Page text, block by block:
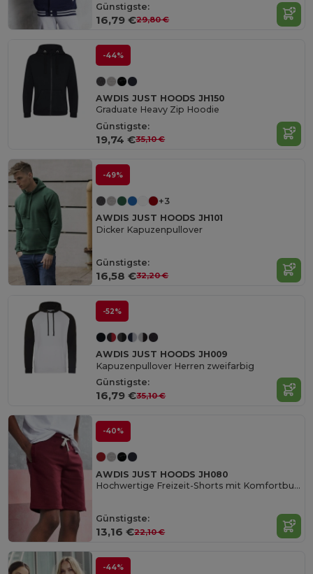
Günstigste:
16,79 €29,80 €
-44%
AWDIS JUST HOODS JH150
Graduate Heavy Zip Hoodie
Günstigste:
19,74 €35,10 €
-49%
+3
AWDIS JUST HOODS JH101
Dicker Kapuzenpullover
Günstigste:
16,58 €32,20 €
-52%
AWDIS JUST HOODS JH009
Kapuzenpullover Herren zweifarbig
Günstigste:
16,79 €35,10 €
-40%
AWDIS JUST HOODS JH080
Hochwertige Freizeit-Shorts mit Komfortbund
Günstigste:
13,16 €22,10 €
-44%